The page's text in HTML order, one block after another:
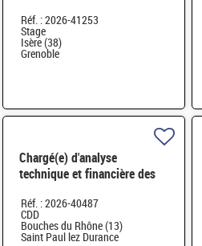
Réf. : 2026-41253
Stage
Isère (38)
Grenoble
Chargé(e) d'analyse
technique et financière des
électromécanique H/F
Réf. : 2026-40487
CDD
Bouches du Rhône (13)
Saint Paul lez Durance